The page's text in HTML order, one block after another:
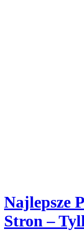
Najlepsze
Stron –